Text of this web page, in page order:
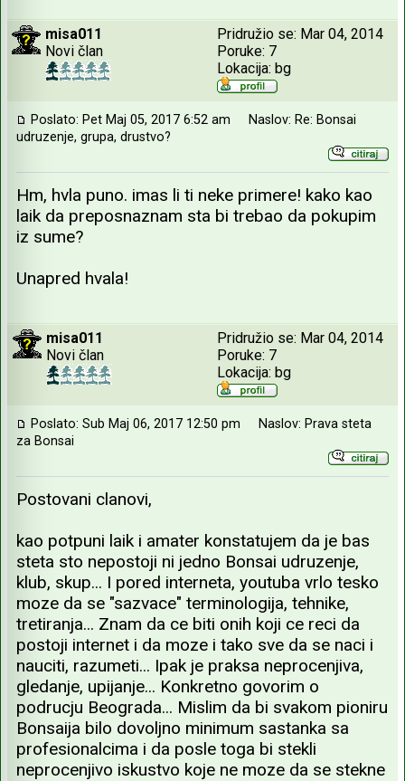
misa011
Novi član
Pridružio se: Mar 04, 2014
Poruke: 7
Lokacija: bg
Poslato: Pet Maj 05, 2017 6:52 am
Naslov: Re: Bonsai
udruzenje, grupa, drustvo?
Hm, hvla puno. imas li ti neke primere! kako kao
laik da preposnaznam sta bi trebao da pokupim
iz sume?
Unapred hvala!
misa011
Novi član
Pridružio se: Mar 04, 2014
Poruke: 7
Lokacija: bg
Poslato: Sub Maj 06, 2017 12:50 pm
Naslov: Prava steta
za Bonsai
Postovani clanovi,
kao potpuni laik i amater konstatujem da je bas
steta sto nepostoji ni jedno Bonsai udruzenje,
klub, skup... I pored interneta, youtuba vrlo tesko
moze da se "sazvace" terminologija, tehnike,
tretiranja... Znam da ce biti onih koji ce reci da
postoji internet i da moze i tako sve da se naci i
nauciti, razumeti... Ipak je praksa neprocenjiva,
gledanje, upijanje... Konkretno govorim o
podrucju Beograda... Mislim da bi svakom pioniru
Bonsaija bilo dovoljno minimum sastanka sa
profesionalcima i da posle toga bi stekli
neprocenjivo iskustvo koje ne moze da se stekne